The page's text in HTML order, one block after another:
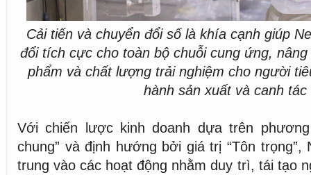
Cải tiến và chuyển đổi số là khía cạnh giúp
đổi tích cực cho toàn bộ chuỗi cung ứng,
phẩm và chất lượng trải nghiệm cho người
hành sản xuất và canh tác
Với chiến lược kinh doanh dựa trên
chung” và định hướng bởi giá trị “Tôn trọng”,
trung vào các hoạt động nhằm duy trì, tái tạo